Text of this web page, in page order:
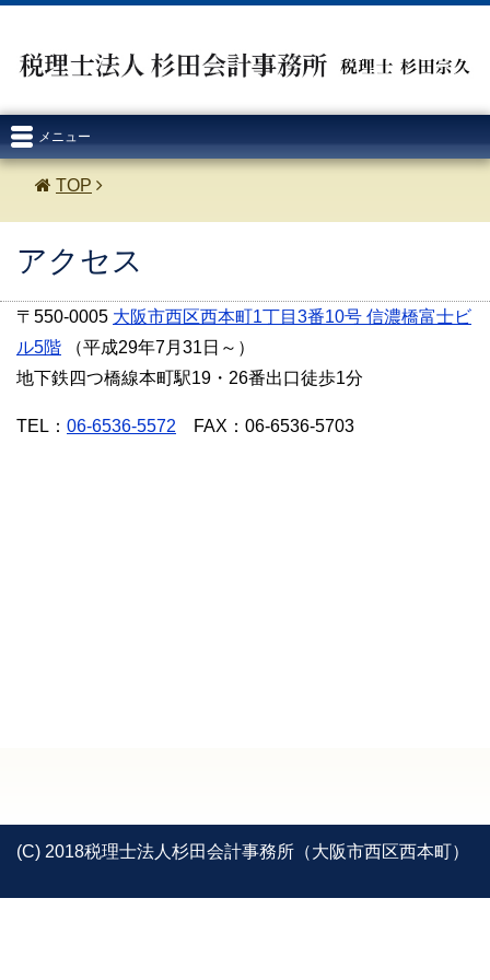
メニュー
TOP
アクセス
〒550-0005 大阪市西区西本町1丁目3番10号 信濃橋富士ビ
ル5階 （平成29年7月31日～）
地下鉄四つ橋線本町駅19・26番出口徒歩1分
TEL： 06-6536-5572 FAX：06-6536-5703
(C) 2018税理士法人杉田会計事務所（大阪市西区西本町）